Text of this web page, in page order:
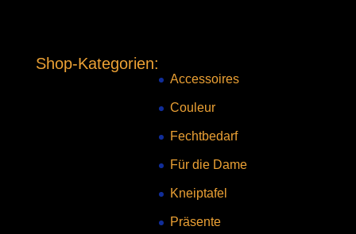
Shop-Kategorien:
Accessoires
Couleur
Fechtbedarf
Für die Dame
Kneiptafel
Präsente